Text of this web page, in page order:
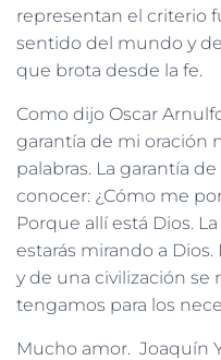
representan el criterio
sentido del mundo y
que brota desde la fe.
Como dijo Oscar
garantía de mi oración
palabras. La garantía
conocer: ¿Cómo me
Porque allí está Dios.
estarás mirando a
y de una civilización se
tengamos para los
Mucho amor. Joaquín